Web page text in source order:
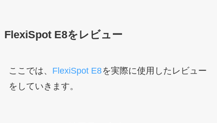
FlexiSpot E8をレビュー
ここでは、 FlexiSpot E8を実際に使用したレビュー
をしていきます。